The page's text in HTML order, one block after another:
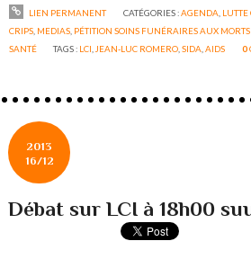
LIEN PERMANENT CATÉGORIES :AGENDA LUTTE
CRIPS MEDIAS PÉTITION SOINS FUNÉRAIRES AUX
SANTÉ
TAGS : LCI JEAN-LUC ROMERO ,SIDA ,AIDS 0
2013
16/12
Débat sur LCI à 18h00